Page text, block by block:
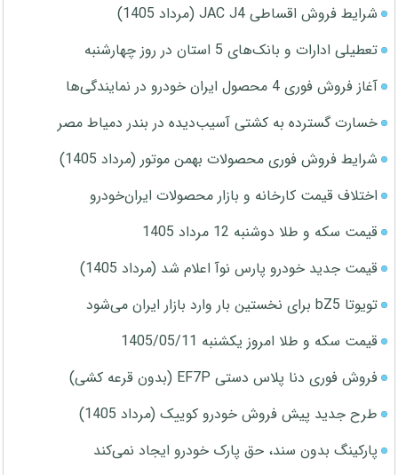
شرایط فروش اقساطی JAC J4 (مرداد 1405)
تعطیلی ادارات و بانک‌های 5 استان در روز چهارشنبه
آغاز فروش فوری 4 محصول ایران خودرو در نمایندگی‌ها
خسارت گسترده به کشتی آسیب‌دیده در بندر دمیاط مصر
شرایط فروش فوری محصولات بهمن موتور (مرداد 1405)
اختلاف قیمت کارخانه و بازار محصولات ایران‌خودرو
قیمت سکه و طلا دوشنبه 12 مرداد 1405
قیمت جدید خودرو پارس نوآ اعلام شد (مرداد 1405)
تویوتا bZ5 برای نخستین بار وارد بازار ایران می‌شود
قیمت سکه و طلا امروز یکشنبه 1405/05/11
فروش فوری دنا پلاس دستی EF7P (بدون قرعه کشی)
طرح جدید پیش فروش خودرو کوییک (مرداد 1405)
پارکینگ بدون سند، حق پارک خودرو ایجاد نمی‌کند